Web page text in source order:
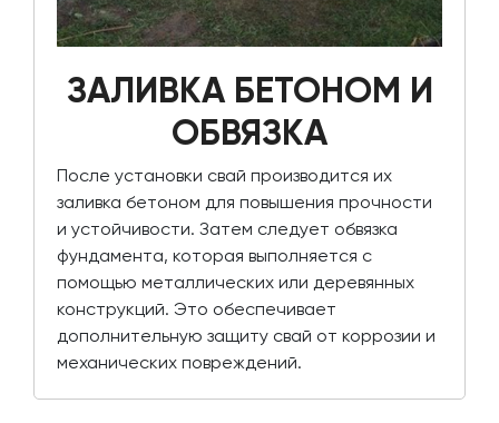
ЗАЛИВКА БЕТОНОМ И
ОБВЯЗКА
После установки свай производится их
заливка бетоном для повышения прочности
и устойчивости. Затем следует обвязка
фундамента, которая выполняется с
помощью металлических или деревянных
конструкций. Это обеспечивает
дополнительную защиту свай от коррозии и
механических повреждений.